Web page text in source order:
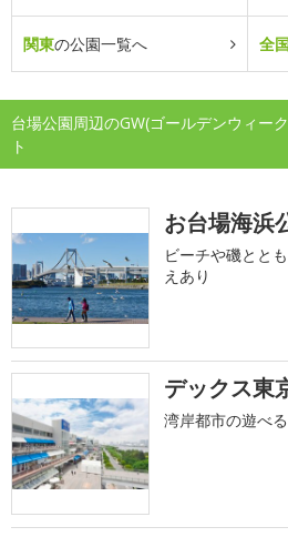
関東の公園一覧へ 全
台場公園周辺のGW(ゴールデンウィー
ト
お台場海浜
ビーチや磯とと
えあり
デックス東
湾岸都市の遊べ